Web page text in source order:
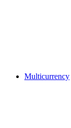
Multicurrency